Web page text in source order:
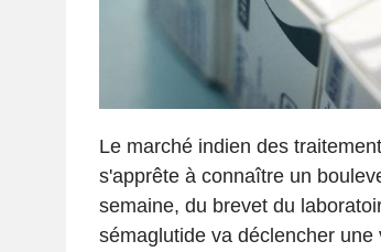
Le marché indien des
s'apprête à connaître un
semaine, du brevet du
sémaglutide va déclencher